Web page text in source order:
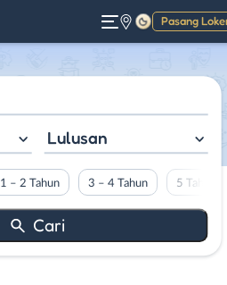
Pasang
Gelap
Lulusan
1 – 2 Tahun 3 – 4 Tahun 5 Tahun